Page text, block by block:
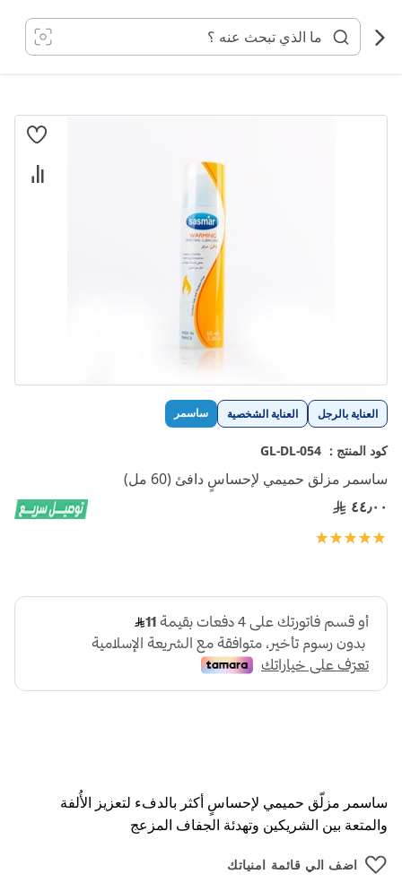
المحتوى
العناية بالرجل العناية الشخصية ساسمر
كود المنتج : GL-DL-054
ساسمر مزلق حميمي لإحساسٍ دافئ (60 مل)
٤٤٫٠٠
تقييم:
ساسمر مزلّق حميمي لإحساسٍ أكثر بالدفء لتعزيز الأُلفة
والمتعة بين الشريكين وتهدئة الجفاف المزعج
اضف الي قائمة امنياتك
انتقل
تخطي
إلى
بداية
معرض
الصور